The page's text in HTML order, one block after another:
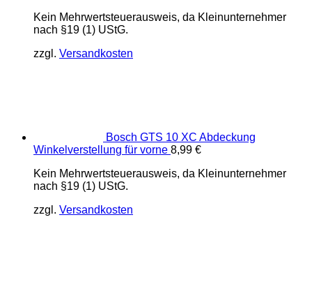
Kein Mehrwertsteuerausweis, da Kleinunternehmer
nach §19 (1) UStG.
zzgl. Versandkosten
Bosch GTS 10 XC Abdeckung
Winkelverstellung für vorne 8,99 €
Kein Mehrwertsteuerausweis, da Kleinunternehmer
nach §19 (1) UStG.
zzgl. Versandkosten